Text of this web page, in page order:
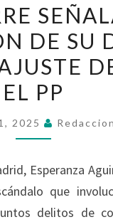
AGUIRRE
SEÑALA
A
MONTORO
POR
LA
DE
SU
DE SU
EL PP
2025 Redaccion
Esperanza
que
delitos de